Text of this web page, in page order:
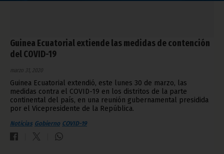
Guinea Ecuatorial extiende las medidas de contención
del COVID-19
marzo 31, 2020
Guinea Ecuatorial extendió, este lunes 30 de marzo, las
medidas contra el COVID-19 en los distritos de la parte
continental del país, en una reunión gubernamental presidida
por el Vicepresidente de la República.
Noticias Gobierno COVID-19